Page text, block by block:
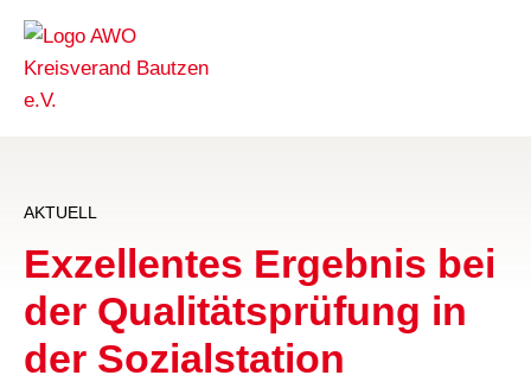
AKTUELL
Exzellentes Ergebnis bei
der Qualitätsprüfung in
der Sozialstation